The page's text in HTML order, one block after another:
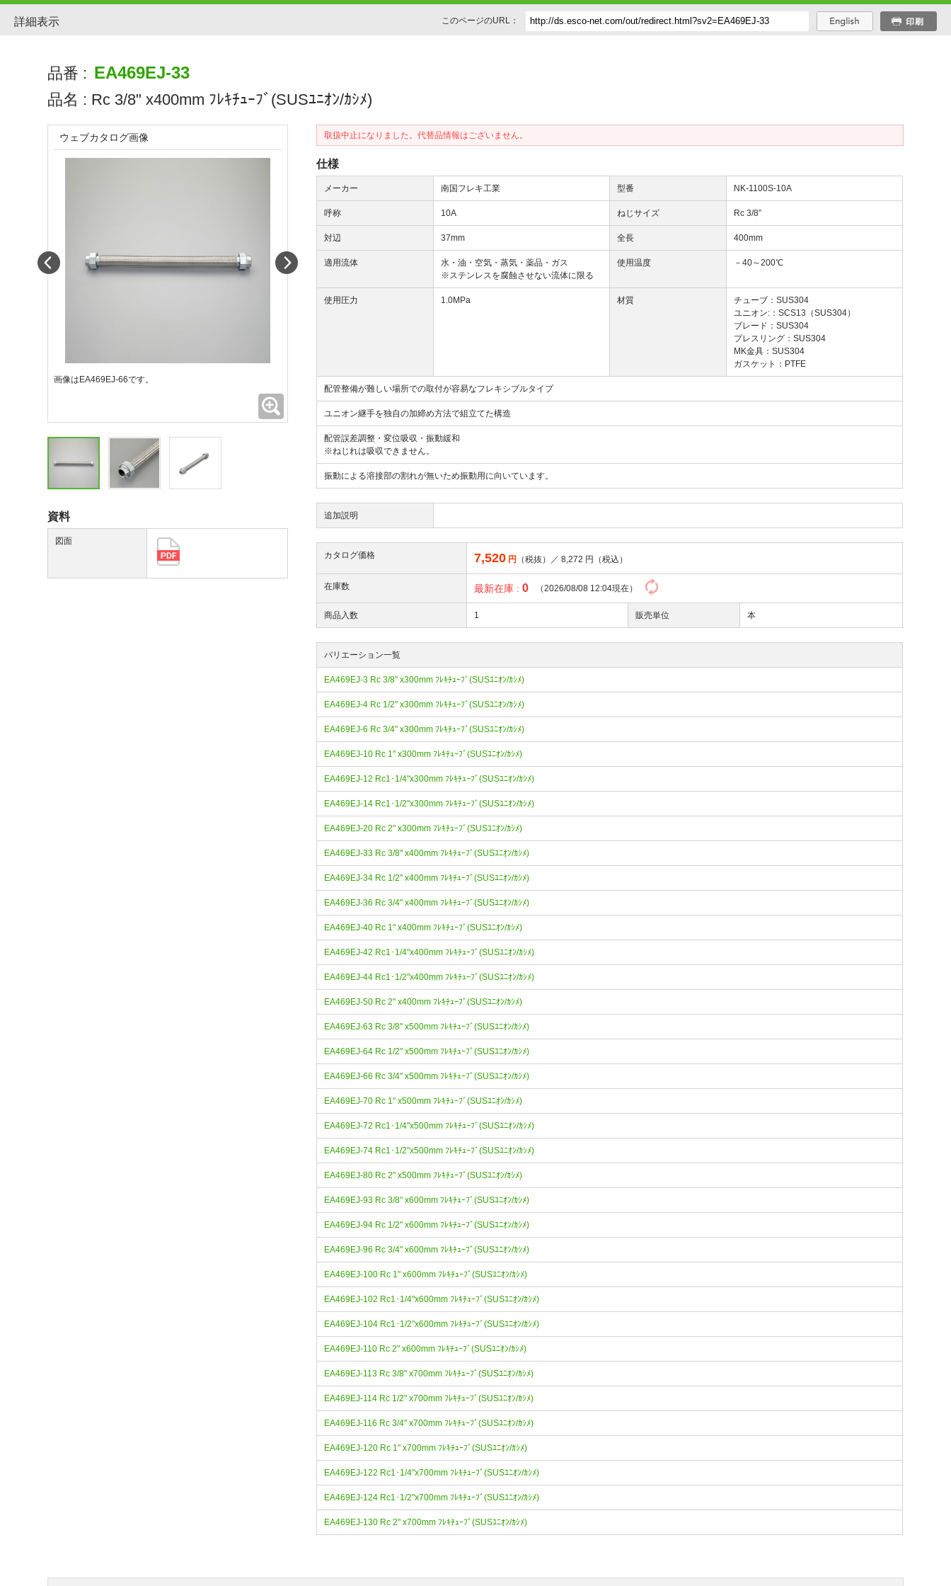
詳細表示 このページのURL：
品番 : EA469EJ-33
品名 : Rc 3/8" x400mm ﾌﾚｷﾁｭｰﾌﾞ(SUSﾕﾆｵﾝ/ｶｼﾒ)
取扱中止になりました。代替品情報はございません。
仕様
メーカー 南国フレキ工業 型番 NK-1100S-10A
呼称 10A ねじサイズ Rc 3/8”
対辺 37mm 全長 400mm
適用流体
水・油・空気・蒸気・薬品・ガス
※ステンレスを腐蝕させない流体に限る
使用温度 －40～200℃
使用圧力 1.0MPa 材質
チューブ：SUS304
ユニオン:：SCS13（SUS304）
ブレード：SUS304
プレスリング：SUS304
MK金具：SUS304
ガスケット：PTFE
配管整備が難しい場所での取付が容易なフレキシブルタイプ
ユニオン継手を独自の加締め方法で組立てた構造
配管誤差調整・変位吸収・振動緩和
※ねじれは吸収できません。
振動による溶接部の割れが無いため振動用に向いています。
追加説明
カタログ価格 7,520 円 （税抜）／8,272 円（税込）
在庫数 最新在庫 :0 （2026/08/08 12:04現在）
商品入数 1 販売単位 本
バリエーション一覧
EA469EJ-3 Rc 3/8" x300mm ﾌﾚｷﾁｭｰﾌﾞ(SUSﾕﾆｵﾝ/ｶｼﾒ)
EA469EJ-4 Rc 1/2" x300mm ﾌﾚｷﾁｭｰﾌﾞ(SUSﾕﾆｵﾝ/ｶｼﾒ)
EA469EJ-6 Rc 3/4" x300mm ﾌﾚｷﾁｭｰﾌﾞ(SUSﾕﾆｵﾝ/ｶｼﾒ)
EA469EJ-10 Rc 1" x300mm ﾌﾚｷﾁｭｰﾌﾞ(SUSﾕﾆｵﾝ/ｶｼﾒ)
EA469EJ-12 Rc1･1/4"x300mm ﾌﾚｷﾁｭｰﾌﾞ(SUSﾕﾆｵﾝ/ｶｼﾒ)
EA469EJ-14 Rc1･1/2"x300mm ﾌﾚｷﾁｭｰﾌﾞ(SUSﾕﾆｵﾝ/ｶｼﾒ)
EA469EJ-20 Rc 2" x300mm ﾌﾚｷﾁｭｰﾌﾞ(SUSﾕﾆｵﾝ/ｶｼﾒ)
EA469EJ-33 Rc 3/8" x400mm ﾌﾚｷﾁｭｰﾌﾞ(SUSﾕﾆｵﾝ/ｶｼﾒ)
EA469EJ-34 Rc 1/2" x400mm ﾌﾚｷﾁｭｰﾌﾞ(SUSﾕﾆｵﾝ/ｶｼﾒ)
EA469EJ-36 Rc 3/4" x400mm ﾌﾚｷﾁｭｰﾌﾞ(SUSﾕﾆｵﾝ/ｶｼﾒ)
EA469EJ-40 Rc 1" x400mm ﾌﾚｷﾁｭｰﾌﾞ(SUSﾕﾆｵﾝ/ｶｼﾒ)
EA469EJ-42 Rc1･1/4"x400mm ﾌﾚｷﾁｭｰﾌﾞ(SUSﾕﾆｵﾝ/ｶｼﾒ)
EA469EJ-44 Rc1･1/2"x400mm ﾌﾚｷﾁｭｰﾌﾞ(SUSﾕﾆｵﾝ/ｶｼﾒ)
EA469EJ-50 Rc 2" x400mm ﾌﾚｷﾁｭｰﾌﾞ(SUSﾕﾆｵﾝ/ｶｼﾒ)
EA469EJ-63 Rc 3/8" x500mm ﾌﾚｷﾁｭｰﾌﾞ(SUSﾕﾆｵﾝ/ｶｼﾒ)
EA469EJ-64 Rc 1/2" x500mm ﾌﾚｷﾁｭｰﾌﾞ(SUSﾕﾆｵﾝ/ｶｼﾒ)
EA469EJ-66 Rc 3/4" x500mm ﾌﾚｷﾁｭｰﾌﾞ(SUSﾕﾆｵﾝ/ｶｼﾒ)
EA469EJ-70 Rc 1" x500mm ﾌﾚｷﾁｭｰﾌﾞ(SUSﾕﾆｵﾝ/ｶｼﾒ)
EA469EJ-72 Rc1･1/4"x500mm ﾌﾚｷﾁｭｰﾌﾞ(SUSﾕﾆｵﾝ/ｶｼﾒ)
EA469EJ-74 Rc1･1/2"x500mm ﾌﾚｷﾁｭｰﾌﾞ(SUSﾕﾆｵﾝ/ｶｼﾒ)
EA469EJ-80 Rc 2" x500mm ﾌﾚｷﾁｭｰﾌﾞ(SUSﾕﾆｵﾝ/ｶｼﾒ)
EA469EJ-93 Rc 3/8" x600mm ﾌﾚｷﾁｭｰﾌﾞ(SUSﾕﾆｵﾝ/ｶｼﾒ)
EA469EJ-94 Rc 1/2" x600mm ﾌﾚｷﾁｭｰﾌﾞ(SUSﾕﾆｵﾝ/ｶｼﾒ)
EA469EJ-96 Rc 3/4" x600mm ﾌﾚｷﾁｭｰﾌﾞ(SUSﾕﾆｵﾝ/ｶｼﾒ)
EA469EJ-100 Rc 1" x600mm ﾌﾚｷﾁｭｰﾌﾞ(SUSﾕﾆｵﾝ/ｶｼﾒ)
EA469EJ-102 Rc1･1/4"x600mm ﾌﾚｷﾁｭｰﾌﾞ(SUSﾕﾆｵﾝ/ｶｼﾒ)
EA469EJ-104 Rc1･1/2"x600mm ﾌﾚｷﾁｭｰﾌﾞ(SUSﾕﾆｵﾝ/ｶｼﾒ)
EA469EJ-110 Rc 2" x600mm ﾌﾚｷﾁｭｰﾌﾞ(SUSﾕﾆｵﾝ/ｶｼﾒ)
EA469EJ-113 Rc 3/8" x700mm ﾌﾚｷﾁｭｰﾌﾞ(SUSﾕﾆｵﾝ/ｶｼﾒ)
EA469EJ-114 Rc 1/2" x700mm ﾌﾚｷﾁｭｰﾌﾞ(SUSﾕﾆｵﾝ/ｶｼﾒ)
EA469EJ-116 Rc 3/4" x700mm ﾌﾚｷﾁｭｰﾌﾞ(SUSﾕﾆｵﾝ/ｶｼﾒ)
EA469EJ-120 Rc 1" x700mm ﾌﾚｷﾁｭｰﾌﾞ(SUSﾕﾆｵﾝ/ｶｼﾒ)
EA469EJ-122 Rc1･1/4"x700mm ﾌﾚｷﾁｭｰﾌﾞ(SUSﾕﾆｵﾝ/ｶｼﾒ)
EA469EJ-124 Rc1･1/2"x700mm ﾌﾚｷﾁｭｰﾌﾞ(SUSﾕﾆｵﾝ/ｶｼﾒ)
EA469EJ-130 Rc 2" x700mm ﾌﾚｷﾁｭｰﾌﾞ(SUSﾕﾆｵﾝ/ｶｼﾒ)
ウェブカタログ画像
画像はEA469EJ-66です。
資料
図面